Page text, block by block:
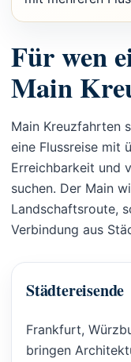
Für wen
Main
Main Kreuzfahrten
eine Flussreise mit
Erreichbarkeit und
suchen. Der Main
Landschaftsroute,
Verbindung aus
Städtereisende
Frankfurt,
bringen